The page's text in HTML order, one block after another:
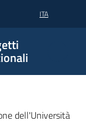
ITA
dell'Università